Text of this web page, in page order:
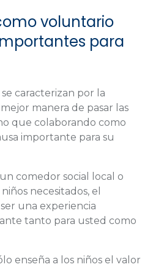
voluntario
para
caracterizan por la
manera de pasar las
que colaborando como
importante para su
comedor social local o
necesitados, el
una experiencia
tanto para usted como
enseña a los niños el valor